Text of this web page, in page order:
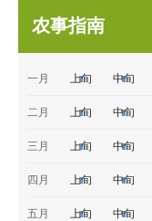
农事指南
一月 上旬 中旬
二月 上旬 中旬
三月 上旬 中旬
四月 上旬 中旬
五月 上旬 中旬